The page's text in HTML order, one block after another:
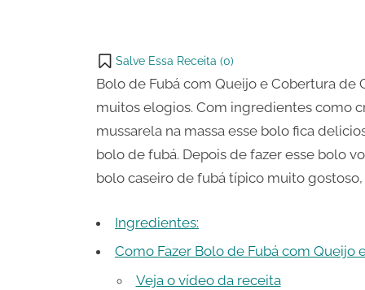
X
Salve Essa Receita (0)
Bolo de Fubá com Queijo e Cobertura de
muitos elogios. Com ingredientes como
mussarela na massa esse bolo fica
bolo de fubá. Depois de fazer esse bolo
bolo caseiro de fubá típico muito
Ingredientes:
Como Fazer Bolo de Fubá com Queijo
Veja o vídeo da receita